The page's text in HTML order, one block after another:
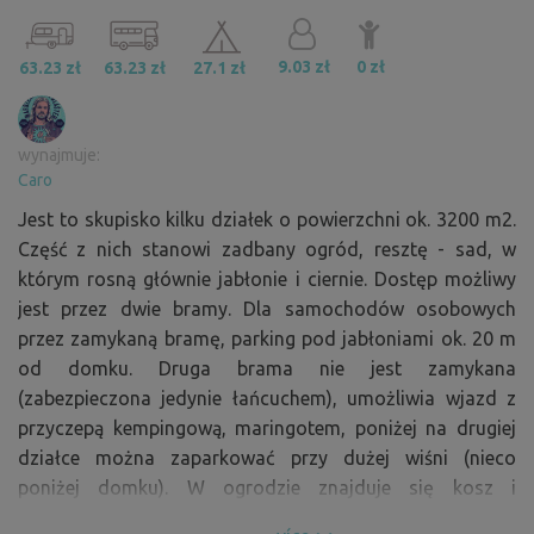
63.23 zł 63.23 zł 27.1 zł 9.03 zł 0 zł
wynajmuje:
Caro
Jest to skupisko kilku działek o powierzchni ok. 3200 m2.
Część z nich stanowi zadbany ogród, resztę - sad, w
którym rosną głównie jabłonie i ciernie. Dostęp możliwy
jest przez dwie bramy. Dla samochodów osobowych
przez zamykaną bramę, parking pod jabłoniami ok. 20 m
od domku. Druga brama nie jest zamykana
(zabezpieczona jedynie łańcuchem), umożliwia wjazd z
przyczepą kempingową, maringotem, poniżej na drugiej
działce można zaparkować przy dużej wiśni (nieco
poniżej domku). W ogrodzie znajduje się kosz i